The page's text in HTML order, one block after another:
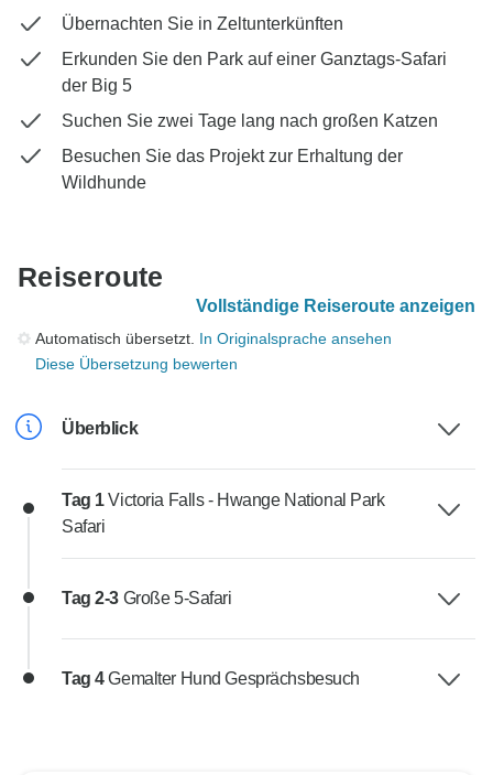
Übernachten Sie in Zeltunterkünften
Erkunden Sie den Park auf einer Ganztags-Safari
der Big 5
Suchen Sie zwei Tage lang nach großen Katzen
Besuchen Sie das Projekt zur Erhaltung der
Wildhunde
Reiseroute
Vollständige Reiseroute anzeigen
Automatisch übersetzt. In Originalsprache ansehen
Diese Übersetzung bewerten
Überblick
Tag 1Victoria Falls - Hwange National Park
Safari
Tag 2-3 Große 5-Safari
Tag 4Gemalter Hund Gesprächsbesuch